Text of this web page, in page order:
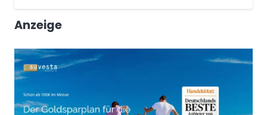
Anzeige